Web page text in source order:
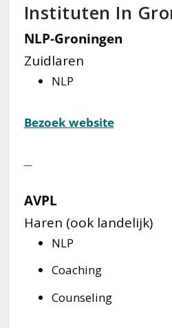
Instituten In
NLP-Groningen
Zuidlaren
NLP
Bezoek website
AVPL
Haren (ook landelijk)
NLP
Coaching
Counseling